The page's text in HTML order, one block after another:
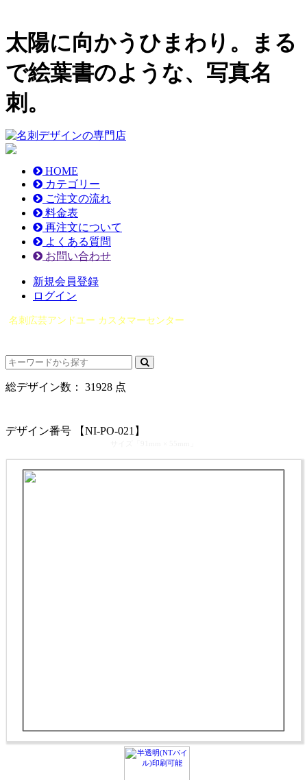
太陽に向かうひまわり。まる
で絵葉書のような、写真名
刺。
HOME
カテゴリー
ご注文の流れ
料金表
再注文について
よくある質問
お問い合わせ
新規会員登録
ログイン
名刺広芸アンドユー カスタマーセンター
総デザイン数： 31928 点
デザイン番号 【NI-PO-021】